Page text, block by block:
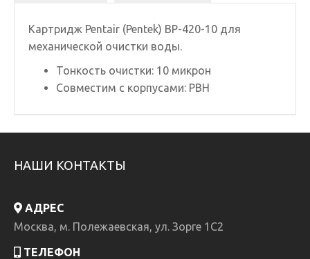
Картридж Pentair (Pentek) BP-420-10 для
механической очистки воды.
Тонкость очистки: 10 микрон
Совместим с корпусами: PBH
НАШИ КОНТАКТЫ
АДРЕС
Москва, м. Полежаевская, ул. Зорге 1C2
ТЕЛЕФОН